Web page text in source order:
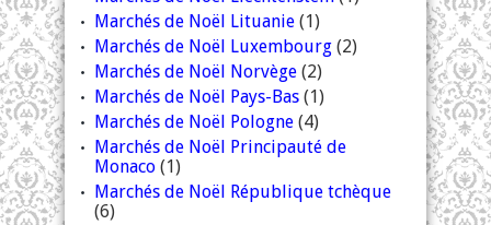
Marchés de Noël Lituanie (1)
Marchés de Noël Luxembourg (2)
Marchés de Noël Norvège (2)
Marchés de Noël Pays-Bas (1)
Marchés de Noël Pologne (4)
Marchés de Noël Principauté de
Monaco (1)
Marchés de Noël République tchèque
(6)